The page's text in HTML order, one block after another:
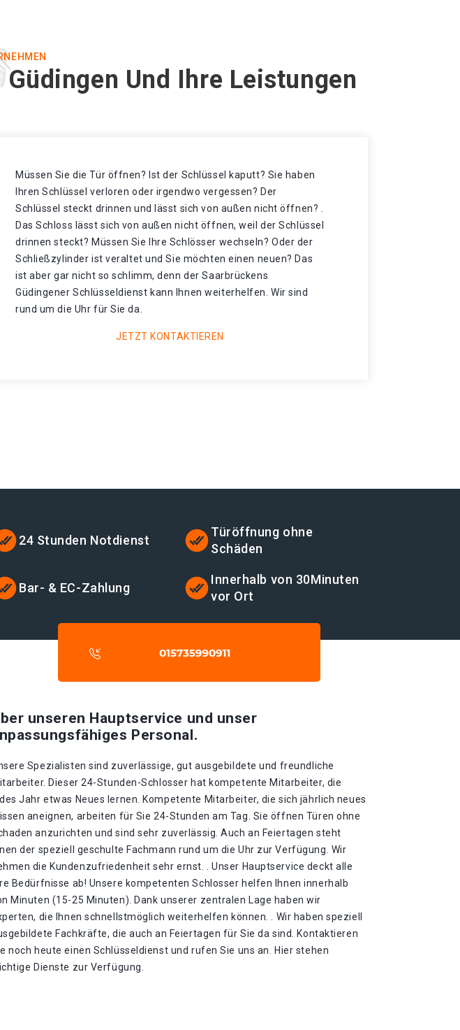
Und Ihre Leistungen
Müssen Sie die Tür öffnen? Ist der Schlüssel kaputt? Sie haben
Ihren Schlüssel verloren oder irgendwo vergessen? Der
Schlüssel steckt drinnen und lässt sich von außen nicht öffnen? .
Das Schloss lässt sich von außen nicht öffnen, weil der Schlüssel
drinnen steckt? Müssen Sie Ihre Schlösser wechseln? Oder der
Schließzylinder ist veraltet und Sie möchten einen neuen? Das
ist aber gar nicht so schlimm, denn der Saarbrückens
Güdingener Schlüsseldienst kann Ihnen weiterhelfen. Wir sind
rund um die Uhr für Sie da.
JETZT KONTAKTIEREN
24 Stunden Notdienst
Türöffnung ohne
Schäden
Bar- & EC-Zahlung
Innerhalb von 30Minuten
vor Ort
unseren Hauptservice und unser
Personal.
Spezialisten sind zuverlässige, gut ausgebildete und freundliche
Dieser 24-Stunden-Schlosser hat kompetente Mitarbeiter, die
Jahr etwas Neues lernen. Kompetente Mitarbeiter, die sich jährlich neues
aneignen, arbeiten für Sie 24-Stunden am Tag. Sie öffnen Türen ohne
anzurichten und sind sehr zuverlässig. Auch an Feiertagen steht
der speziell geschulte Fachmann rund um die Uhr zur Verfügung. Wir
die Kundenzufriedenheit sehr ernst. . Unser Hauptservice deckt alle
Bedürfnisse ab! Unsere kompetenten Schlosser helfen Ihnen innerhalb
Minuten (15-25 Minuten). Dank unserer zentralen Lage haben wir
die Ihnen schnellstmöglich weiterhelfen können. . Wir haben speziell
Fachkräfte, die auch an Feiertagen für Sie da sind. Kontaktieren
noch heute einen Schlüsseldienst und rufen Sie uns an. Hier stehen
Dienste zur Verfügung.